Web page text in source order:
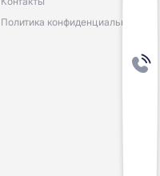
Политика конфиденциальности